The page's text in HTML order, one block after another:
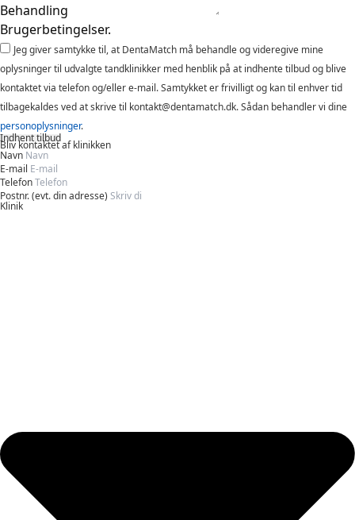
Behandling
Brugerbetingelser.
Jeg giver samtykke til, at DentaMatch må behandle og videregive mine
oplysninger til udvalgte tandklinikker med henblik på at indhente tilbud og blive
kontaktet via telefon og/eller e-mail. Samtykket er frivilligt og kan til enhver tid
tilbagekaldes ved at skrive til kontakt@dentamatch.dk. Sådan behandler vi dine
personoplysninger.
Indhent tilbud
Bliv kontaktet af klinikken
Navn
E-mail
Telefon
Postnr. (evt. din adresse)
Klinik